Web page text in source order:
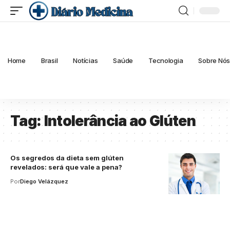
Home Brasil Notícias Saúde Tecnologia Sobre Nós
Tag:Intolerância ao Glúten
Os segredos da dieta sem glúten
revelados: será que vale a pena?
PorDiego Velázquez